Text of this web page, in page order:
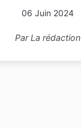
06 Juin 2024
ParLa rédaction